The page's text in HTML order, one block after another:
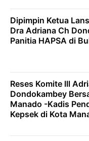
Dipimpin Ketua
Dra Adriana Ch
Panitia HAPSA di
Reses Komite lll
Dondokambey
Manado -Kadis
Kepsek di Kota